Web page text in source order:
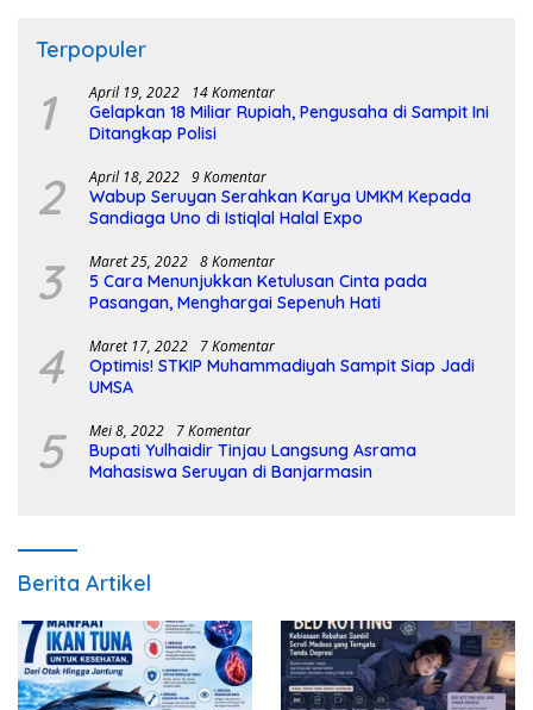
Terpopuler
1 April 19, 2022 14 Komentar
Gelapkan 18 Miliar Rupiah, Pengusaha di Sampit Ini
Ditangkap Polisi
2 April 18, 2022 9 Komentar
Wabup Seruyan Serahkan Karya UMKM Kepada
Sandiaga Uno di Istiqlal Halal Expo
3 Maret 25, 2022 8 Komentar
5 Cara Menunjukkan Ketulusan Cinta pada
Pasangan, Menghargai Sepenuh Hati
4 Maret 17, 2022 7 Komentar
Optimis! STKIP Muhammadiyah Sampit Siap Jadi
UMSA
5 Mei 8, 2022 7 Komentar
Bupati Yulhaidir Tinjau Langsung Asrama
Mahasiswa Seruyan di Banjarmasin
Berita Artikel